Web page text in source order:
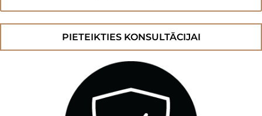
DELICATE
Scone
PIETEIKTIES KONSULTĀCIJAI